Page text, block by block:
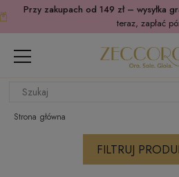
Przy zakupach od 149 zł – wysyłka
teraz, zapłać
Strona główna
FILTRUJ